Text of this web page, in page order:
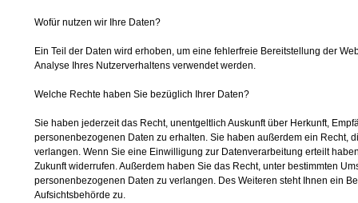
Wofür nutzen wir Ihre Daten?
Ein Teil der Daten wird erhoben, um eine fehlerfreie Bereitstellung der
Analyse Ihres Nutzerverhaltens verwendet werden.
Welche Rechte haben Sie bezüglich Ihrer Daten?
Sie haben jederzeit das Recht, unentgeltlich Auskunft über Herkunft,
personenbezogenen Daten zu erhalten. Sie haben außerdem ein Recht,
verlangen. Wenn Sie eine Einwilligung zur Datenverarbeitung erteilt
Zukunft widerrufen. Außerdem haben Sie das Recht, unter bestimmten
personenbezogenen Daten zu verlangen. Des Weiteren steht Ihnen ein
Aufsichtsbehörde zu.